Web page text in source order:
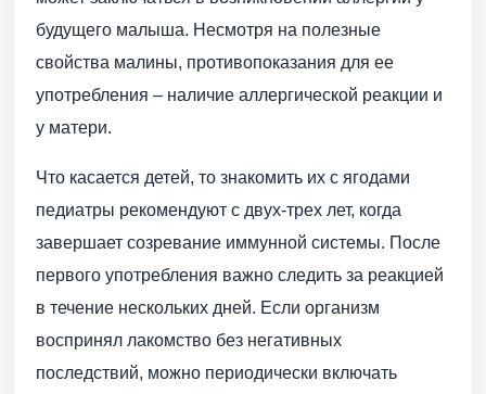
будущего малыша. Несмотря на полезные
свойства малины, противопоказания для ее
употребления – наличие аллергической реакции и
у матери.
Что касается детей, то знакомить их с ягодами
педиатры рекомендуют с двух-трех лет, когда
завершает созревание иммунной системы. После
первого употребления важно следить за реакцией
в течение нескольких дней. Если организм
воспринял лакомство без негативных
последствий, можно периодически включать